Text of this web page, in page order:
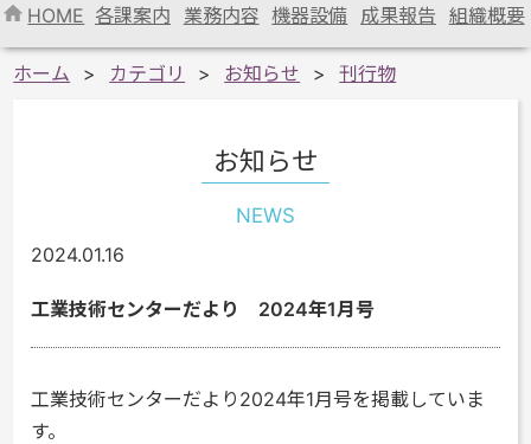
HOME 各課案内 業務内容 機器設備 成果報告 組織概要
ホーム カテゴリ お知らせ 刊行物
お知らせ
NEWS
2024.01.16
工業技術センターだより 2024年1月号
工業技術センターだより2024年1月号を掲載していま
す。